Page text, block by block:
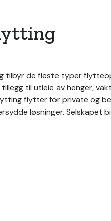
tilbyr de fleste typer
til utleie av henger,
flytter for private og
løsninger. Selskapet